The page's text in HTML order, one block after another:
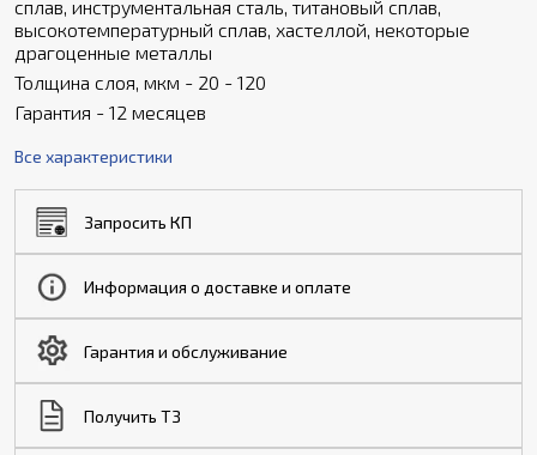
сплав, инструментальная сталь, титановый сплав,
высокотемпературный сплав, хастеллой, некоторые
драгоценные металлы
Толщина слоя, мкм - 20 - 120
Гарантия - 12 месяцев
Все характеристики
Запросить КП
Информация о доставке и оплате
Гарантия и обслуживание
Получить ТЗ